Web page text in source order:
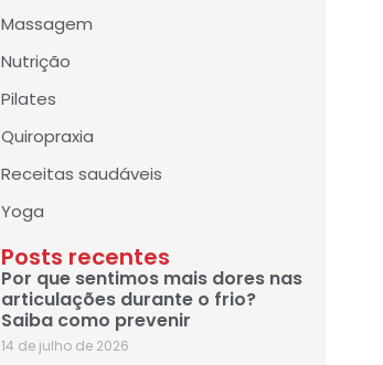
Massagem
Nutrição
Pilates
Quiropraxia
Receitas saudáveis
Yoga
Posts recentes
Por que sentimos mais dores nas
articulações durante o frio?
Saiba como prevenir
14 de julho de 2026